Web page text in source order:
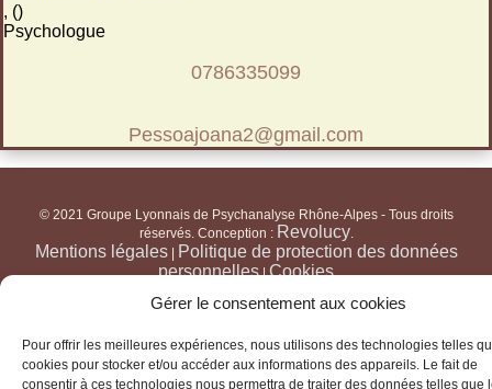
Gérer le consentement aux cookies
Pour offrir les meilleures expériences, nous utilisons des technologies telles
cookies pour stocker et/ou accéder aux informations des appareils. Le fait de
consentir à ces technologies nous permettra de traiter des données telles que
, ()
Psychologue
0786335099
Pessoajoana2@gmail.com
© 2021 Groupe Lyonnais de Psychanalyse Rhône-Alpes - Tous droits
réservés. Conception : Revolucy.
Mentions légales| Politique de protection des données
personnelles|Cookies